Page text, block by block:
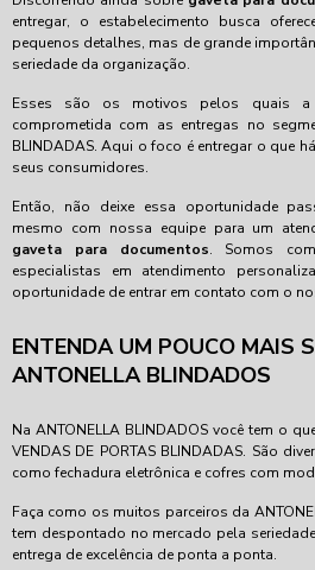
entregar, o estabelecimento busca
pequenos detalhes, mas de grande
seriedade da organização.
Esses são os motivos pelos quais a
comprometida com as entregas no
BLINDADAS. Aqui o foco é entregar o que
seus consumidores.
Então, não deixe essa oportunidade
mesmo com nossa equipe para um
gaveta para documentos. Somos
especialistas em atendimento
oportunidade de entrar em contato com o
ENTENDA UM POUCO MAIS
ANTONELLA BLINDADOS
Na ANTONELLA BLINDADOS você tem o
VENDAS DE PORTAS BLINDADAS. São
como fechadura eletrônica e cofres com
Faça como os muitos parceiros da
tem despontado no mercado pela
entrega de excelência de ponta a ponta.